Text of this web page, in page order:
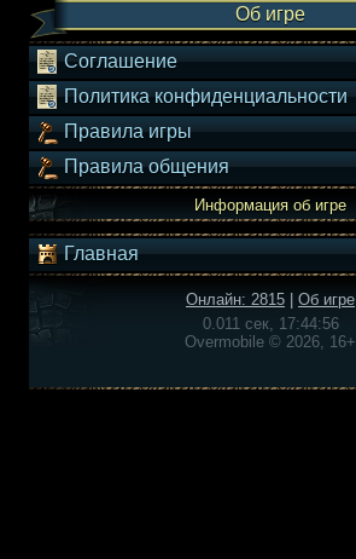
Об игре
Соглашение
Политика конфиденциальности
Правила игры
Правила общения
Информация об игре
Главная
Онлайн: 2815
Об игре
0.011 сек, 17:44:56
Overmobile © 2026, 16+